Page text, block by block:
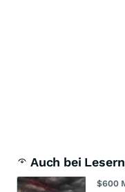
Auch bei
$600